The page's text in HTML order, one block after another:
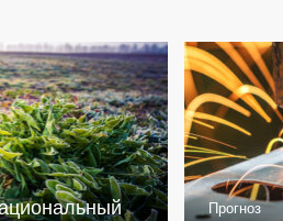
Прогноз